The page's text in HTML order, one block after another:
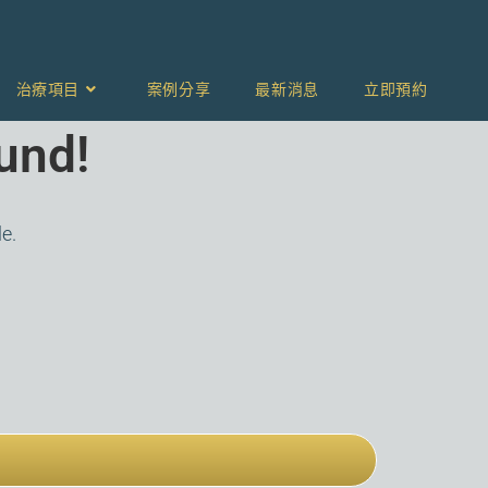
治療項目 案例分享 最新消息 立即預約